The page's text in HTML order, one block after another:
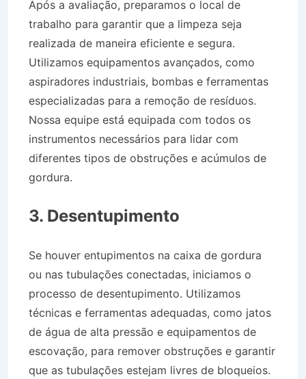
Após a avaliação, preparamos o local de
trabalho para garantir que a limpeza seja
realizada de maneira eficiente e segura.
Utilizamos equipamentos avançados, como
aspiradores industriais, bombas e ferramentas
especializadas para a remoção de resíduos.
Nossa equipe está equipada com todos os
instrumentos necessários para lidar com
diferentes tipos de obstruções e acúmulos de
gordura.
3. Desentupimento
Se houver entupimentos na caixa de gordura
ou nas tubulações conectadas, iniciamos o
processo de desentupimento. Utilizamos
técnicas e ferramentas adequadas, como jatos
de água de alta pressão e equipamentos de
escovação, para remover obstruções e garantir
que as tubulações estejam livres de bloqueios.